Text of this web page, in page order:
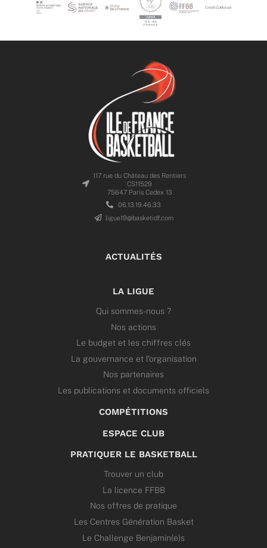
117 rue du Château des Rentiers
CS11529
75647 Paris Cedex 13
06.13.19.46.33
ligue19@basketidf.com
ACTUALITÉS
LA LIGUE
Qui sommes-nous ?
Nos actions
Le budget et les chiffres clés
La gouvernance et l’organisation
Nos partenaires
Les publications et documents officiels
COMPÉTITIONS
ESPACE CLUB
PRATIQUER LE BASKETBALL
Trouver un club
La licence FFBB
Nos offres de pratique
Les Centres Génération Basket
Le Challenge Benjamin(e)s